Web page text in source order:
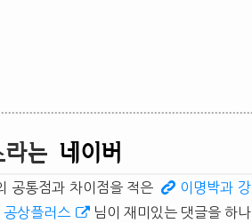
는 네이버
공통점과 차이점을 적은
이명박과 강
공상플러스
님이 재미있는 댓글을 하나